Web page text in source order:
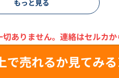
もっと見る
ありません。 連絡はセルカ
で売れるか見てみ